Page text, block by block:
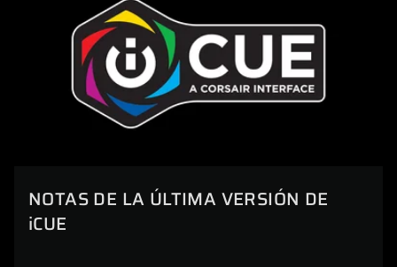
NOTAS DE LA ÚLTIMA VERSIÓN DE
iCUE